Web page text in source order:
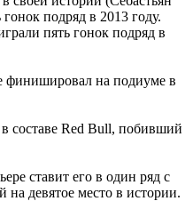
подряд в 2013 году.
пять гонок подряд в
финишировал на подиуме в
составе Red Bull, побивший
ставит его в один ряд с
девятое место в истории.